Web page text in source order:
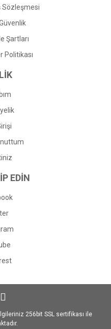
Sözleşmesi
Şartları
Politikası
EDİN
256bit SSL sertifikası ile